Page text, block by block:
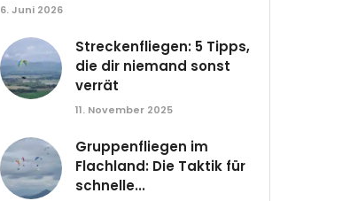
6. Juni 2026
Streckenfliegen: 5 Tipps,
die dir niemand sonst
verrät
11. November 2025
Gruppenfliegen im
Flachland: Die Taktik für
schnelle...